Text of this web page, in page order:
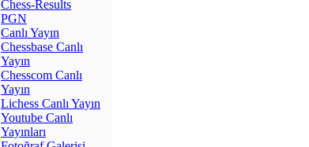
Chess-Results
PGN
Canlı Yayın
Chessbase Canlı
Yayın
Chesscom Canlı
Yayın
Lichess Canlı Yayın
Youtube Canlı
Yayınları